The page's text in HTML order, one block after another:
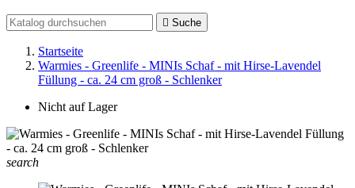
 Suche
Startseite
Warmies - Greenlife - MINIs Schaf - mit Hirse-Lavendel
Füllung - ca. 24 cm groß - Schlenker
Nicht auf Lager
search